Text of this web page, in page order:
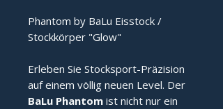
Phantom by BaLu Eisstock /
Stockkörper "Glow"
Erleben Sie Stocksport-Präzision
auf einem völlig neuen Level. Der
BaLu Phantom ist nicht nur ein